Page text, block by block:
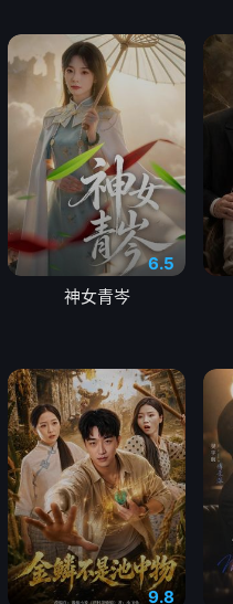
6.5
神女青岑
9.8